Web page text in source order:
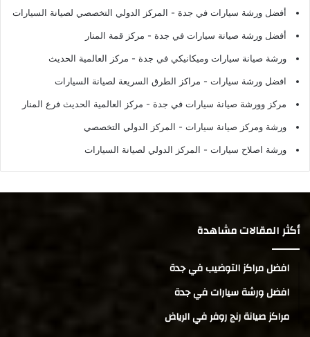
أفضل ورشة سيارات في جدة - المركز الدولي التخصصي لصيانة السيارات
أفضل ورشة صيانة سيارات في جدة - مركز قمة المنار
ورشة صيانة سيارات وميكانيكي في جدة - مركز العالمية الحديث
افضل ورشة سيارات - مراكز الطرق السريعة لصيانة السيارات
مركز وورشة صيانة سيارات في جدة - مركز العالمية الحديث فرع المنار
ورشة ومركز صيانة سيارات - المركز الدولي التخصصي
ورشة اصلاح سيارات - المركز الدولي لصيانة السيارات
أكثر المقالات مشاهدة
افضل مراكز التوضيب في جدة
افضل ورشة سيارات في جدة
مراكز صيانة رنج روفر في الرياض